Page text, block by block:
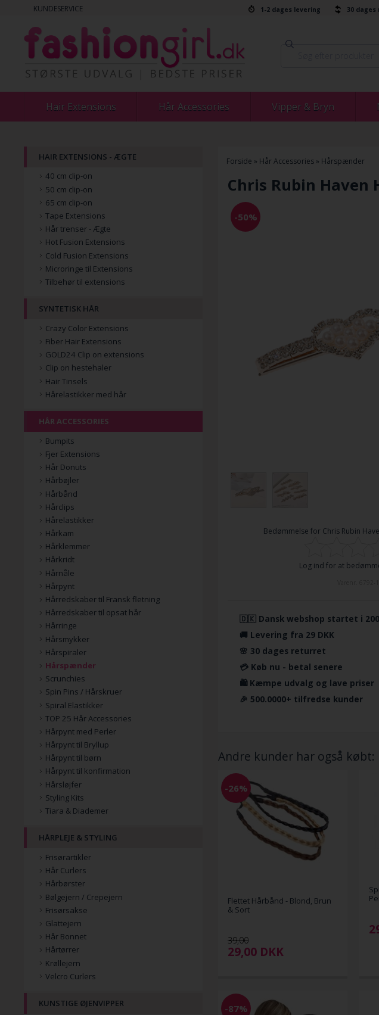
KUNDESERVICE 1-2 dages levering 30
Hair Extensions Hår Accessories Vipper & Bryn
Forside » Hår Accessories» Hårspænder
Chris Rubin
-50%
Bedømmelse for Chris Rubin
Log ind for at
🇩🇰 Dansk webshop startet i
🚚 Levering fra 29 DKK
🌸 30 dages returret
💳 Køb nu - betal senere
🛍️ Kæmpe udvalg og lave priser
🎉 500.0000+ tilfredse kunder
Andre kunder har også købt:
-26%
Flettet Hårbånd - Blond, Brun
& Sort
39,00
29,00 DKK
-87%
HAIR EXTENSIONS - ÆGTE
40 cm clip-on
50 cm clip-on
65 cm clip-on
Tape Extensions
Hår trenser - Ægte
Hot Fusion Extensions
Cold Fusion Extensions
Microringe til Extensions
Tilbehør til extensions
SYNTETISK HÅR
Crazy Color Extensions
Fiber Hair Extensions
GOLD24 Clip on extensions
Clip on hestehaler
Hair Tinsels
Hårelastikker med hår
HÅR ACCESSORIES
Bumpits
Fjer Extensions
Hår Donuts
Hårbøjler
Hårbånd
Hårclips
Hårelastikker
Hårkam
Hårklemmer
Hårkridt
Hårnåle
Hårpynt
Hårredskaber til Fransk fletning
Hårredskaber til opsat hår
Hårringe
Hårsmykker
Hårspiraler
Hårspænder
Scrunchies
Spin Pins / Hårskruer
Spiral Elastikker
TOP 25 Hår Accessories
Hårpynt med Perler
Hårpynt til Bryllup
Hårpynt til børn
Hårpynt til konfirmation
Hårsløjfer
Styling Kits
Tiara & Diademer
HÅRPLEJE & STYLING
Frisørartikler
Hår Curlers
Hårbørster
Bølgejern / Crepejern
Frisørsakse
Glattejern
Hår Bonnet
Hårtørrer
Krøllejern
Velcro Curlers
KUNSTIGE ØJENVIPPER